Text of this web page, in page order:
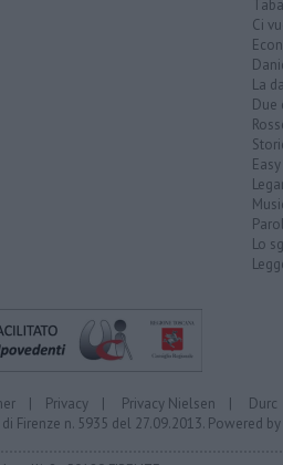
Ci
La
Due
Lo
| Privacy | Privacy Nielsen | Durc
Firenze n. 5935 del 27.09.2013. Powered by